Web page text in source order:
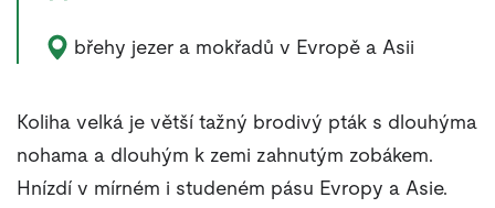
Výskyt zvířete:
břehy jezer a mokřadů v Evropě a Asii
Koliha velká je větší tažný brodivý pták s dlouhýma
nohama a dlouhým k zemi zahnutým zobákem.
Hnízdí v mírném i studeném pásu Evropy a Asie.